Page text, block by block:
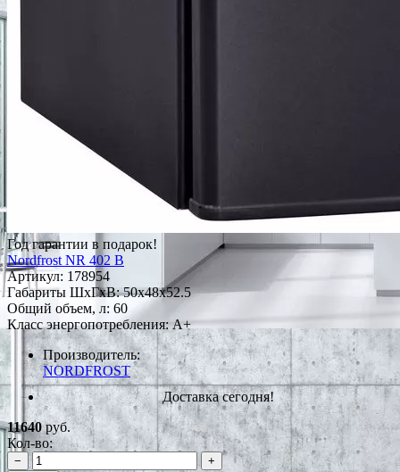
Год гарантии в подарок!
Nordfrost NR 402 B
Артикул: 178954
Габариты ШxГxВ: 50x48x52.5
Общий объем, л: 60
Класс энергопотребления: A+
Производитель:
NORDFROST
Доставка сегодня!
11640руб.
Кол-во:
−
+